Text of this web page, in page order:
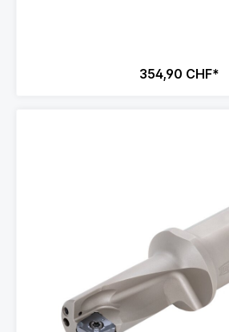
354,90 CHF*